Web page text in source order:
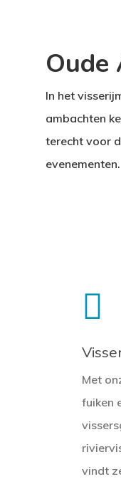
Oude
In het
ambachten
terecht voor
evenementen.
Met
fuiken
vindt